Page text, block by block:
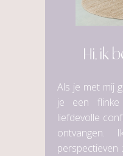
Hi, ik
Als je met mij
je een flinke
liefdevolle
perspectieven